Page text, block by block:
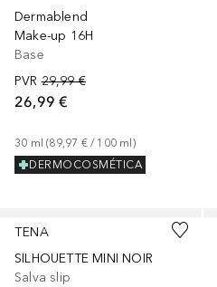
Dermablend
Make-up 16H
Base
PVR 29,99 €
26,99 €
30 ml (89,97 € / 100 ml )
DERMOCOSMÉTICA
TENA
SILHOUETTE MINI NOIR
Salva slip